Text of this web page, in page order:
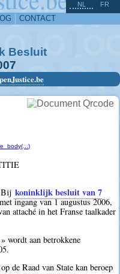
CONTACT
NL FR
Besluit
Bij koninklijk besluit van 7
ingang van 1 augustus 2006,
attaché in het Franse taalkader
wordt aan betrokkene
de Raad van State kan beroep
^